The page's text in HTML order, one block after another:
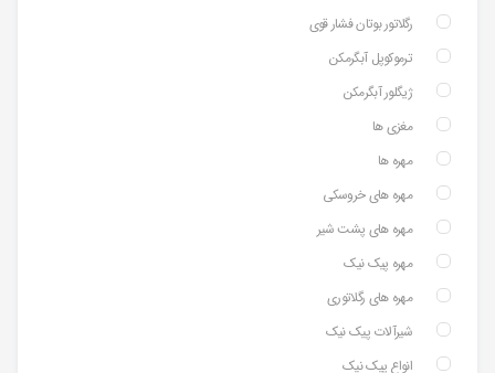
رگلاتور بوتان فشار قوی
ترموکوپل آبگرمکن
ژیگلور آبگرمکن
مغزی ها
مهره ها
مهره های خروسکی
مهره های پشت شیر
مهره پیک نیک
مهره های رگلاتوری
شیرآلات پیک نیک
انواع پیک نیک